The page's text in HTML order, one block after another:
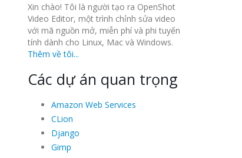
Xin chào! Tôi là người tạo ra OpenShot
Video Editor, một trình chỉnh sửa video
với mã nguồn mở, miễn phí và phi tuyến
tính dành cho Linux, Mac và Windows.
Thêm về tôi...
Các dự án quan trọng
Amazon Web Services
CLion
Django
Gimp